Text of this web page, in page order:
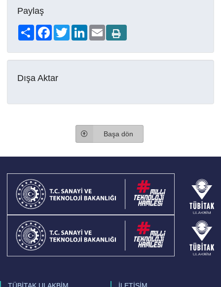
Paylaş
Share FacebookTwitterLinkedIn
Email
Dışa Aktar
Başa dön